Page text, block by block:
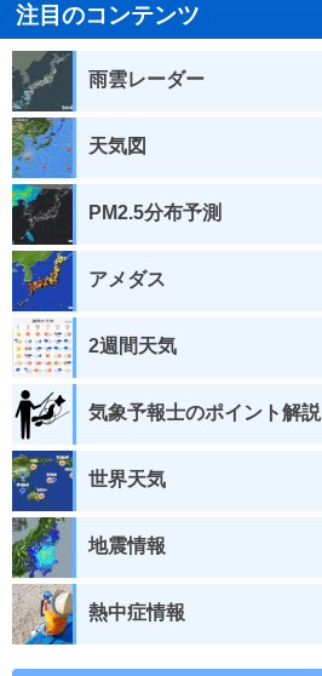
注目のコンテンツ
雨雲レーダー
天気図
PM2.5分布予測
アメダス
2週間天気
気象予報士のポイント解説
世界天気
地震情報
熱中症情報